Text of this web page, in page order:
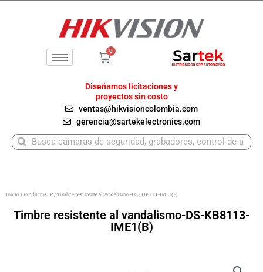
0
Carrito
Diseñamos licitaciones y
proyectos sin costo
ventas@hikvisioncolombia.com
gerencia@sartekelectronics.com
BuscarBuscar
Inicio / Productos IP / Timbre resistente al vandalismo-DS-KB8113-IME1(B)
Timbre resistente al vandalismo-DS-KB8113-
IME1(B)